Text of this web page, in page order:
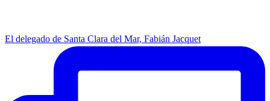
El delegado de Santa Clara del Mar, Fabián Jacquet